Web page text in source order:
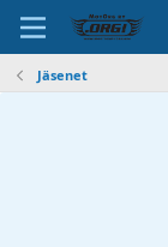
Jäsenet